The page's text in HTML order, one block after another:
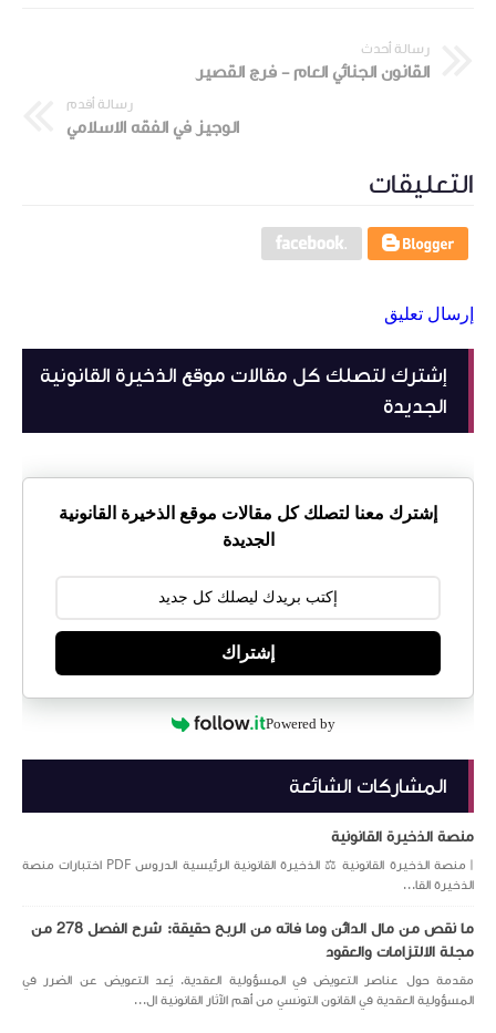
رسالة أحدث
القانون الجنائي العام - فرج القصير
رسالة أقدم
الوجيز في الفقه الاسلامي
التعليقات
إرسال تعليق
إشترك لتصلك كل مقالات موقع الذخيرة القانونية
الجديدة
إشترك معنا لتصلك كل مقالات موقع الذخيرة القانونية
الجديدة
إشتراك
Powered by
المشاركات الشائعة
منصة الذخيرة القانونية
| منصة الذخيرة القانونية ⚖️ الذخيرة القانونية الرئيسية الدروس PDF اختبارات منصة
الذخيرة القا...
ما نقص من مال الدائن وما فاته من الربح حقيقة: شرح الفصل 278 من
مجلة الالتزامات والعقود
مقدمة حول عناصر التعويض في المسؤولية العقدية. يُعد التعويض عن الضرر في
المسؤولية العقدية في القانون التونسي من أهم الآثار القانونية ال...